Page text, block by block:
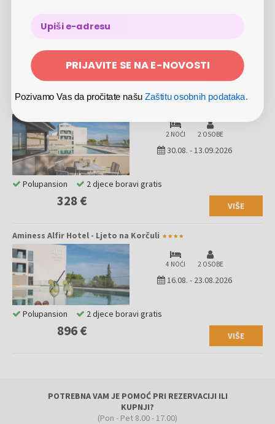
279 € VIŠE
Polupansion 2 djece boravi gratis
Aminess Alfir Hotel - Kraj ljeta na Korčuli
2 NOĆI 2 OSOBE
30.08. -13.09.2026
328 € VIŠE
Polupansion 2 djece boravi gratis
Aminess Alfir Hotel - Ljeto na Korčuli
4 NOĆI 2 OSOBE
16.08. - 23.08.2026
896 € VIŠE
Polupansion 2 djece boravi gratis
POTREBNA VAM JE POMOĆ PRI REZERVACIJI ILI
KUPNJI?
(Pon - Pet 8.00 - 17.00)
PRIJAVITE SE NA E-NOVOSTI
Pozivamo Vas da pročitate našu Zaštitu osobnih podataka.